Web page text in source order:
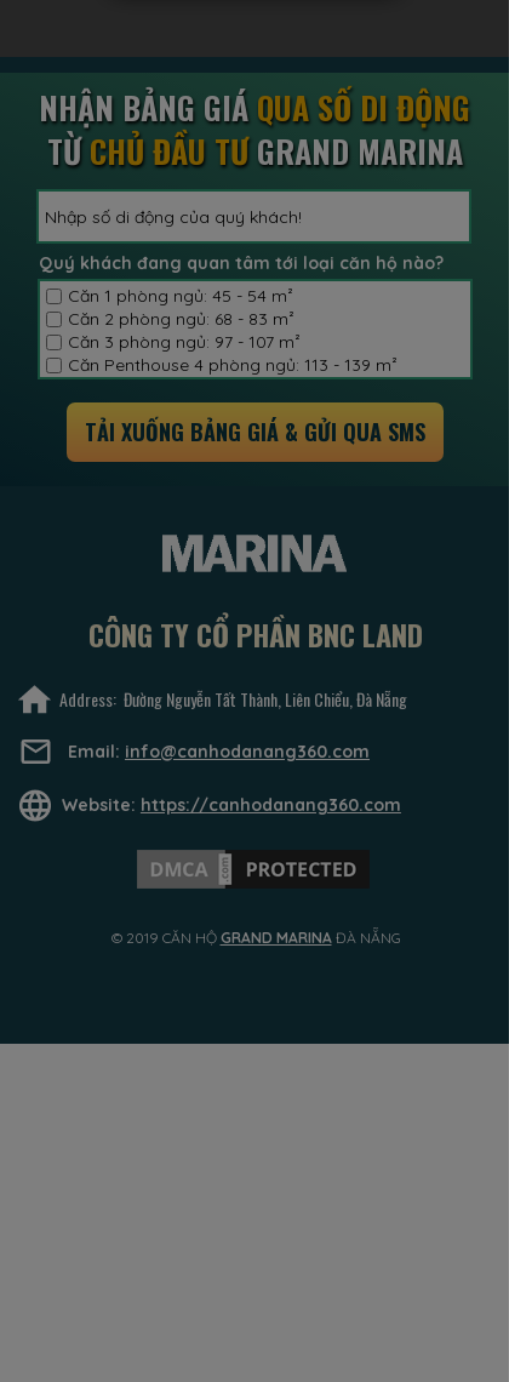
Address: Đường Nguyễn Tất Thành, Liên Chiểu, Đà Nẵng
Email: info@canhodanang360.com
Website: https://canhodanang360.com
CÔNG TY CỔ PHẦN BNC LAND
© 2019 CĂN HỘ GRAND MARINAĐÀ NẴNG
NHẬN BẢNG GIÁ QUA SỐ DI ĐỘNG
TỪCHỦ ĐẦU TƯGRAND MARINA
TẢI XUỐNG BẢNG GIÁ & GỬI QUA SMS
Căn 1 phòng ngủ: 45 - 54 m²
Căn 2 phòng ngủ: 68 - 83 m²
Căn 3 phòng ngủ: 97 - 107 m²
Căn Penthouse 4 phòng ngủ: 113 - 139 m²
Quý khách đang quan tâm tới loại căn hộ nào?